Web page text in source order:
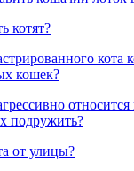
котят?
кота
кошек?
относится
подружить?
от улицы?